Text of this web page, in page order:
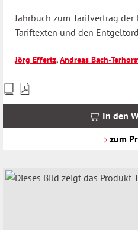
Jahrbuch zum Tarifvertrag
Tariftexten und den
Jörg Effertz,Andreas Bach-
Preise
inkl.
In den
zum